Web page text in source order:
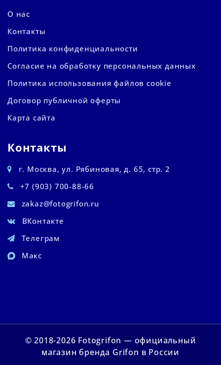
О нас
Контакты
Политика конфиденциальности
Согласие на обработку персональных данных
Политика использования файлов cookie
Договор публичной оферты
Карта сайта
Контакты
г. Москва, ул. Рябиновая, д. 65, стр. 2
+7 (903) 700-88-66
zakaz@fotogrifon.ru
ВКонтакте
Телеграм
Макс
© 2018-2026 Fotogrifon — официальный
магазин бренда Grifon в России